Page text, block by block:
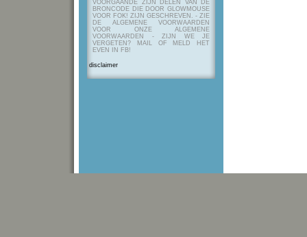
VOORGAANDE ZIJN DELEN VAN DE
BRONCODE DIE DOOR GLOWMOUSE
VOOR FOK! ZIJN GESCHREVEN. - ZIE
DE ALGEMENE VOORWAARDEN
VOOR ONZE ALGEMENE
VOORWAARDEN - ZIJN WE JE
VERGETEN? MAIL OF MELD HET
EVEN IN FB!
disclaimer